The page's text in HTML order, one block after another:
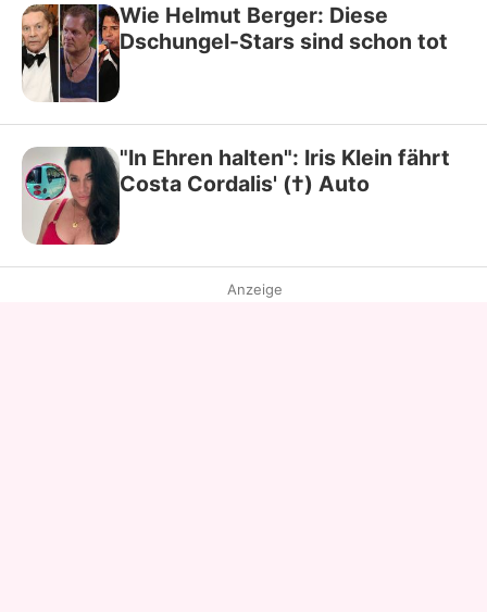
Wie Helmut Berger: Diese
Dschungel-Stars sind schon tot
"In Ehren halten": Iris Klein fährt
Costa Cordalis' (†) Auto
Anzeige